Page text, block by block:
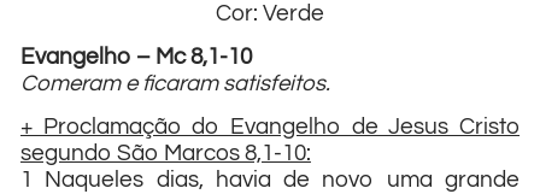
Cor: Verde
Evangelho – Mc 8,1-10
Comeram e ficaram satisfeitos.
+ Proclamação do Evangelho de Jesus Cristo
segundo São Marcos 8,1-10:
1 Naqueles dias, havia de novo uma grande